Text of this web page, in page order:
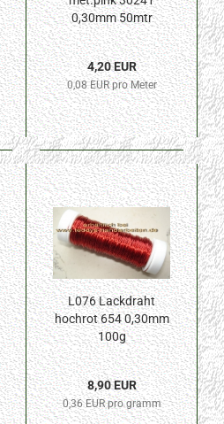
0,30mm 50mtr
4,20 EUR
0,08 EUR pro Meter
L076 Lackdraht
hochrot 654 0,30mm
100g
8,90 EUR
0,36 EUR pro gramm